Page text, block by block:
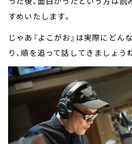
すめいたします。
じゃあ『よこがお』は実際にどん
り、順を追って話してきましょう